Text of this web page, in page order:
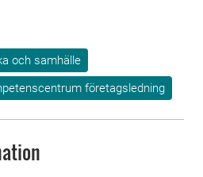
och samhälle
företagsledning